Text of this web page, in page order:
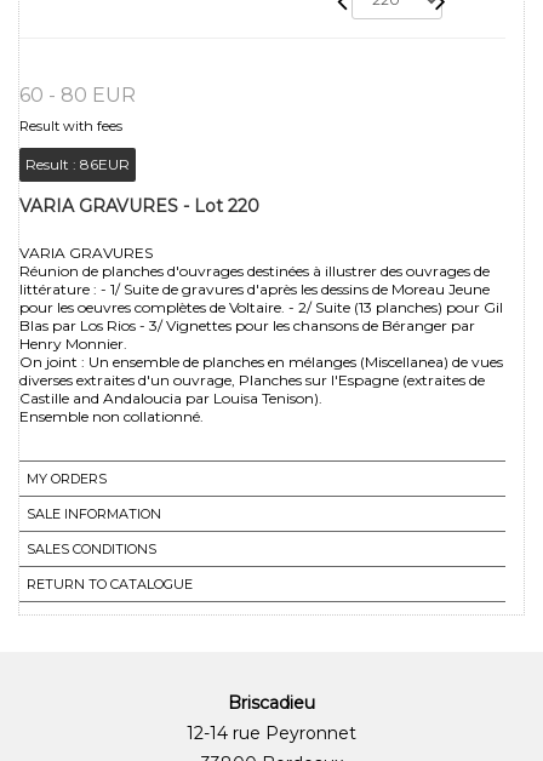
60 - 80 EUR
Result with fees
Result : 86EUR
VARIA GRAVURES - Lot 220
VARIA GRAVURES
Réunion de planches d'ouvrages destinées à illustrer des ouvrages de
littérature : - 1/ Suite de gravures d'après les dessins de Moreau Jeune
pour les oeuvres complètes de Voltaire. - 2/ Suite (13 planches) pour Gil
Blas par Los Rios - 3/ Vignettes pour les chansons de Béranger par
Henry Monnier.
On joint : Un ensemble de planches en mélanges (Miscellanea) de vues
diverses extraites d'un ouvrage, Planches sur l'Espagne (extraites de
Castille and Andaloucia par Louisa Tenison).
Ensemble non collationné.
MY ORDERS
SALE INFORMATION
SALES CONDITIONS
RETURN TO CATALOGUE
Briscadieu
12-14 rue Peyronnet